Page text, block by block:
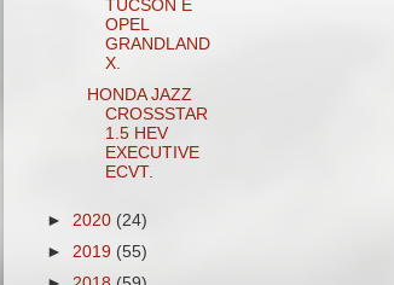
TUCSON E
OPEL
GRANDLAND
X.
HONDA JAZZ
CROSSSTAR
1.5 HEV
EXECUTIVE
ECVT.
► 2020 (24)
► 2019 (55)